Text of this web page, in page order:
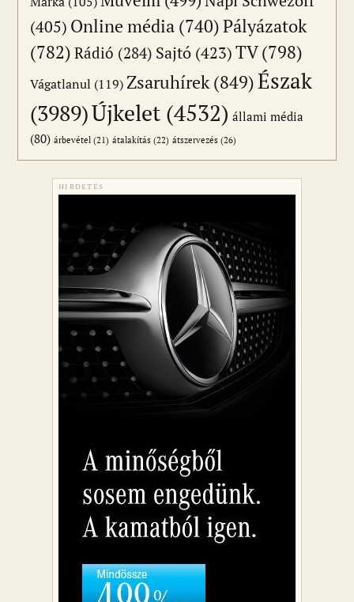
(405) Online média (740)Pályázatok
(782) Rádió (284) Sajtó (423)TV(798)
Vágatlanul (119)Zsaruhírek(849)Észak
(3989)Újkelet (4532) állami média
(80) árbevétel (21) átalakítás (22) átszervezés (26)
HIRDETÉS